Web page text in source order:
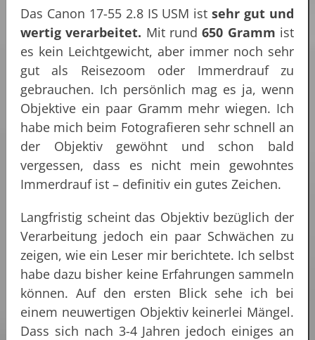
Das Canon 17-55 2.8 IS USM istsehr gut und
wertig verarbeitet. Mit rund650 Gramm ist
es kein Leichtgewicht, aber immer noch sehr
gut als Reisezoom oder Immerdrauf zu
gebrauchen. Ich persönlich mag es ja, wenn
Objektive ein paar Gramm mehr wiegen. Ich
habe mich beim Fotografieren sehr schnell an
der Objektiv gewöhnt und schon bald
vergessen, dass es nicht mein gewohntes
Immerdrauf ist – definitiv ein gutes Zeichen.
Langfristig scheint das Objektiv bezüglich der
Verarbeitung jedoch ein paar Schwächen zu
zeigen, wie ein Leser mir berichtete. Ich selbst
habe dazu bisher keine Erfahrungen sammeln
können. Auf den ersten Blick sehe ich bei
einem neuwertigen Objektiv keinerlei Mängel.
Dass sich nach 3-4 Jahren jedoch einiges an